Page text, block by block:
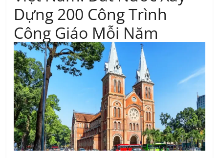
Dựng 200 Công Trình
Công Giáo Mỗi Năm